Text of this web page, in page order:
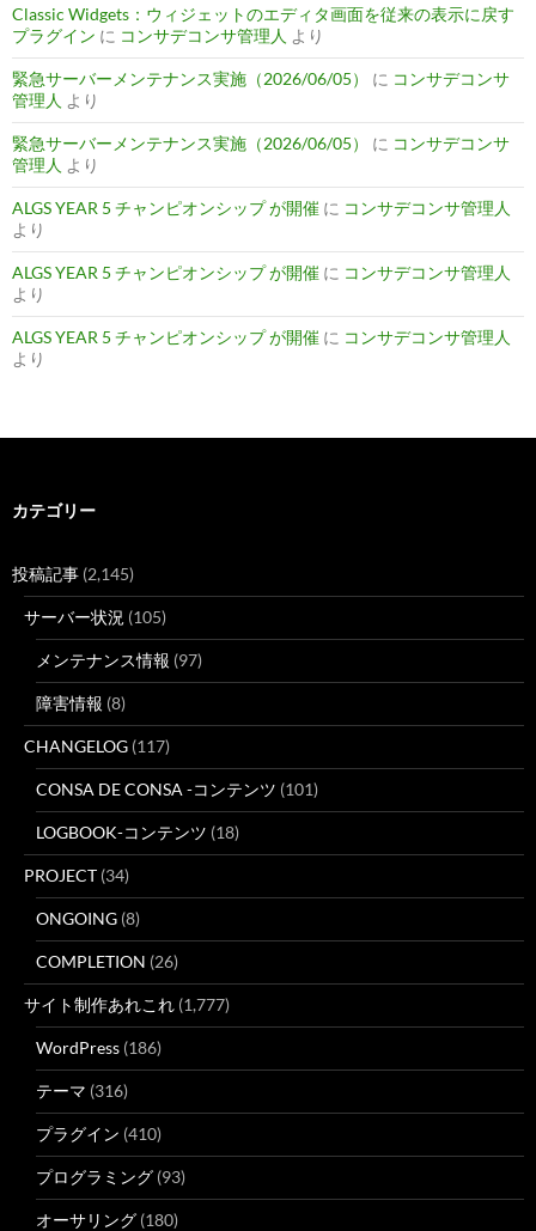
Classic Widgets：ウィジェットのエディタ画面を従来の表示に戻す
プラグイン に コンサデコンサ管理人 より
緊急サーバーメンテナンス実施（2026/06/05） に コンサデコンサ
管理人 より
緊急サーバーメンテナンス実施（2026/06/05） に コンサデコンサ
管理人 より
ALGS YEAR 5 チャンピオンシップ が開催 に コンサデコンサ管理人
より
ALGS YEAR 5 チャンピオンシップ が開催 に コンサデコンサ管理人
より
ALGS YEAR 5 チャンピオンシップ が開催 に コンサデコンサ管理人
より
カテゴリー
投稿記事 (2,145)
サーバー状況 (105)
メンテナンス情報 (97)
障害情報 (8)
CHANGELOG (117)
CONSA DE CONSA -コンテンツ (101)
LOGBOOK-コンテンツ (18)
PROJECT (34)
ONGOING (8)
COMPLETION (26)
サイト制作あれこれ (1,777)
WordPress (186)
テーマ (316)
プラグイン (410)
プログラミング (93)
オーサリング (180)